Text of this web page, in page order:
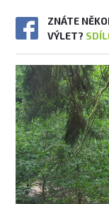
ZNÁTE
VÝLET?